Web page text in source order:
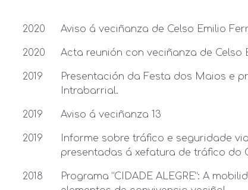
2020 Aviso á veciñanza de Celso Emilio
2020 Acta reunión con veciñanza de Celso
2019
Presentación da Festa dos Maios e
Intrabarrial.
2019 Aviso á veciñanza 13
2019
Informe sobre tráfico e seguridade
presentadas á xefatura de tráfico do
2018
Programa “CIDADE ALEGRE”: A